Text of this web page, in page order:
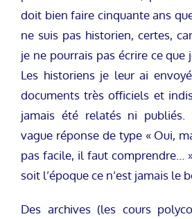
doit bien faire cinquante ans
ne suis pas historien, certes,
je ne pourrais pas écrire ce que
Les historiens je leur ai
documents très officiels et
jamais été relatés ni
vague réponse de type « Oui,
pas facile, il faut comprendre…
soit l’époque ce n’est jamais le
Des archives (les cours